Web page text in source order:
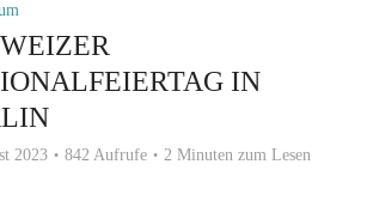
IN
2023 842 Aufrufe 2 Minuten zum Lesen